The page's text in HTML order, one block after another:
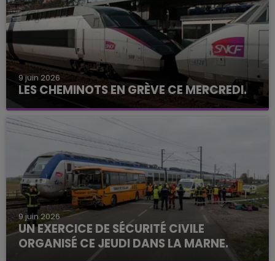
9 juin 2026
LES CHEMINOTS EN GRÈVE CE MERCREDI.
9 juin 2026
UN EXERCICE DE SÉCURITÉ CIVILE
ORGANISÉ CE JEUDI DANS LA MARNE.